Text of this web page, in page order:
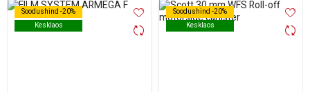
Soodushind -20%
Kesklaos
Soodushind -20%
Kesklaos
Soodushind -20%
Kesklaos
Soodushind -20%
Kesklaos